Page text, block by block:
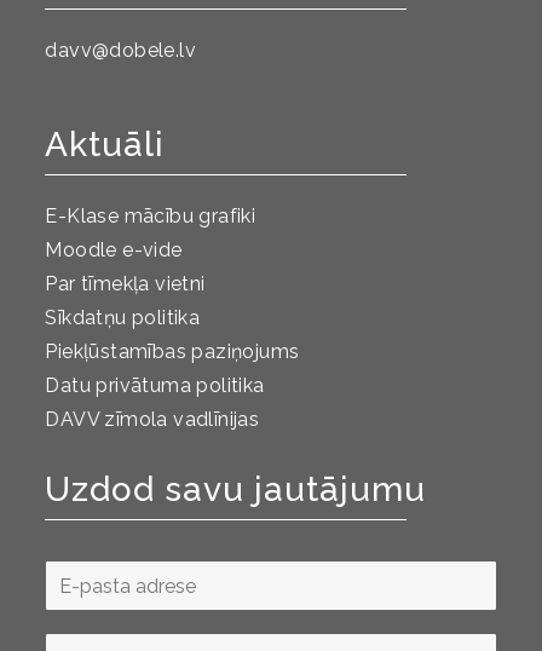
davv@dobele.lv
Aktuāli
E-Klase mācību grafiki
Moodle e-vide
Par tīmekļa vietni
Sīkdatņu politika
Piekļūstamības paziņojums
Datu privātuma politika
DAVV zīmola vadlīnijas
Uzdod savu jautājumu